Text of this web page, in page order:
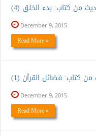
December 9, 2015
Read More »
December 9, 2015
Read More »